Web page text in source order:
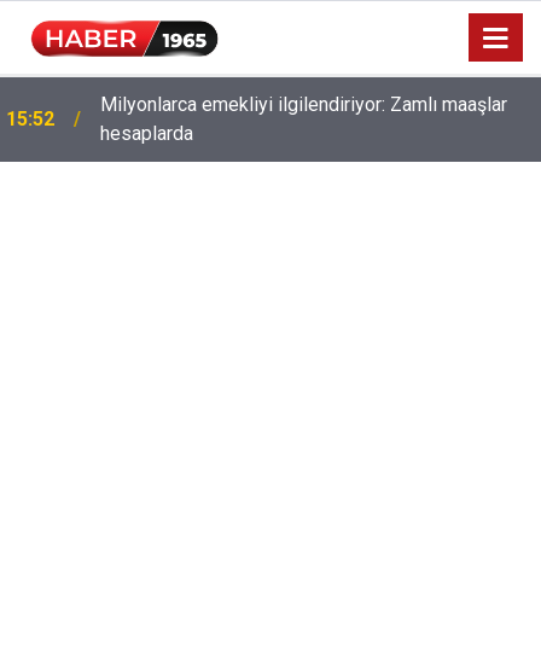
15:52
Milyonlarca emekliyi ilgilendiriyor: Zamlı maaşlar
hesaplarda